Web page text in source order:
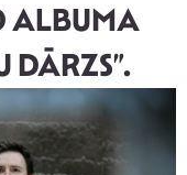
ALBUMA
DĀRZS”.